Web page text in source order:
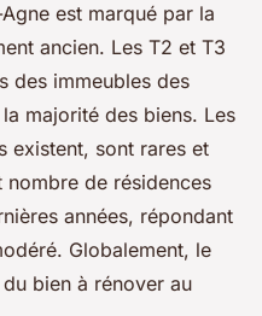
est marqué par la
ancien. Les T2 et T3
des immeubles des
majorité des biens. Les
existent, sont rares et
de résidences
années, répondant
Globalement, le
bien à rénover au